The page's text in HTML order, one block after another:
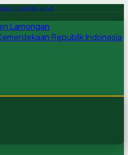
lamongankab.go.id